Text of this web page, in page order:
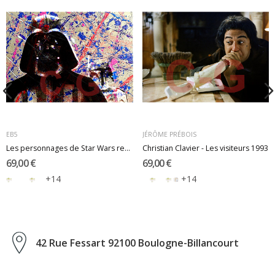
EB5
Les personnages de Star Wars revisités par...
69,00 €
+14
JÉRÔME PRÉBOIS
Christian Clavier - Les visiteurs 1993
69,00 €
+14
42 Rue Fessart 92100 Boulogne-Billancourt